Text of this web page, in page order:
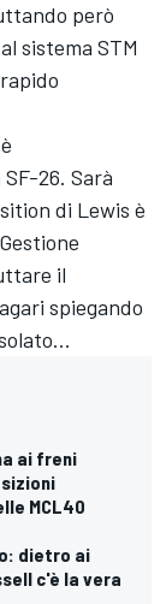
però
sistema STM
26. Sarà
di Lewis è
il
spiegando
ai freni
MCL40
dietro ai
c'è la vera